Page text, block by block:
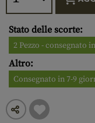
Stato delle scorte:
2 Pezzo - consegnato
Altro:
Consegnato in 7-9